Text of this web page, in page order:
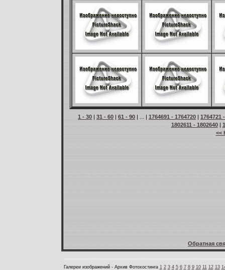
1 - 30 | 31 - 60 | 61 - 90 | ... | 1764691 - 1764720 | 1764721
1802611 - 1802640|
<<
Обратная
Галереи изображений - Архив Фотохостинга 1 2 3 4 5 6 7 8 9 10 11 12 13